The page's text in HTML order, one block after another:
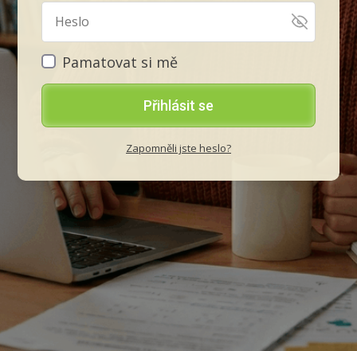
Pamatovat si mě
Přihlásit se
Zapomněli jste heslo?